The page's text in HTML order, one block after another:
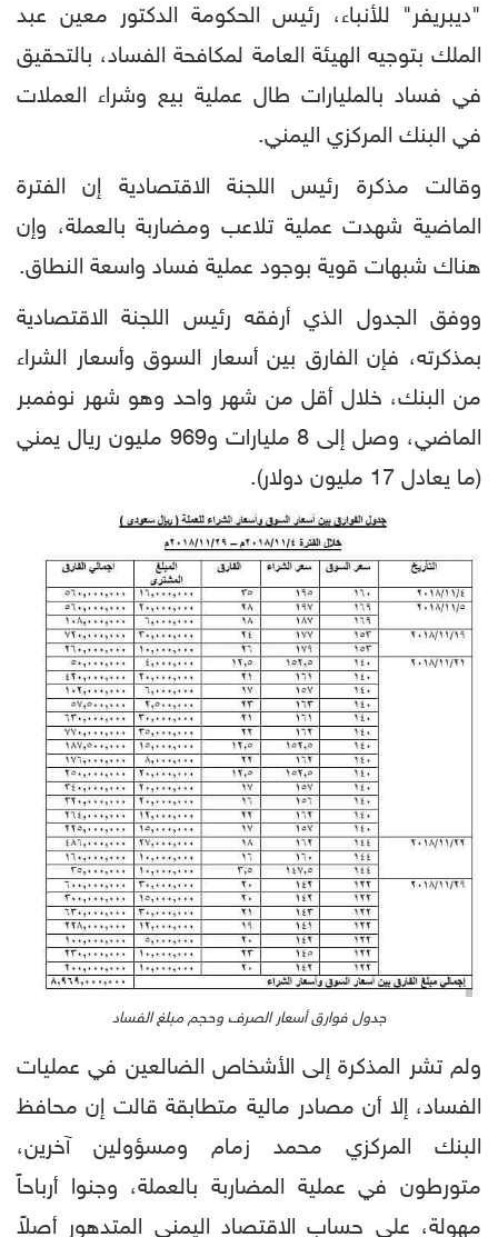
"ديبريفر" للأنباء، رئيس الحكومة الدكتور معين عبد
الملك بتوجيه الهيئة العامة لمكافحة الفساد، بالتحقيق
في فساد بالمليارات طال عملية بيع وشراء العملات
في البنك المركزي اليمني.
وقالت مذكرة رئيس اللجنة الاقتصادية إن الفترة
الماضية شهدت عملية تلاعب ومضاربة بالعملة، وإن
هناك شبهات قوية بوجود عملية فساد واسعة النطاق.
ووفق الجدول الذي أرفقه رئيس اللجنة الاقتصادية
بمذكرته، فإن الفارق بين أسعار السوق وأسعار الشراء
من البنك، خلال أقل من شهر واحد وهو شهر نوفمبر
الماضي، وصل إلى 8 مليارات و969 مليون ريال يمني
(ما يعادل 17 مليون دولار).
جدول فوارق أسعار الصرف وحجم مبلغ الفساد
ولم تشر المذكرة إلى الأشخاص الضالعين في عمليات
الفساد، إلا أن مصادر مالية متطابقة قالت إن محافظ
البنك المركزي محمد زمام ومسؤولين آخرين،
متورطون في عملية المضاربة بالعملة، وجنوا أرباحاً
مهولة، على حساب الاقتصاد اليمني المتدهور أصلاً